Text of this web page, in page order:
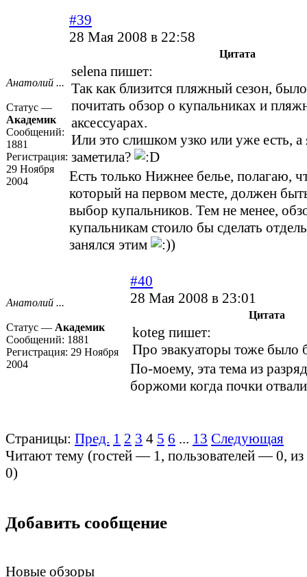
Анатолий ...
Статус —
Академик
Сообщений:
1881
Регистрация:
29 Ноября
2004
#39
28 Мая 2008 в 22:58
Цитата
selena пишет:
Так как близится пляжный сезон,
почитать обзор о купальниках и
аксессуарах.
Или это слишком узко или уже есть, а
заметила?
Есть только Нижнее белье, полагаю,
который на первом месте, должен
выбор купальников. Тем не менее,
купальникам стоило бы сделать
занялся этим
)
Анатолий ...
Статус — Академик
Сообщений: 1881
Регистрация: 29 Ноября
2004
#40
28 Мая 2008 в 23:01
Цитата
koteg пишет:
Про эвакуаторы тоже
По-моему, эта тема из
боржоми когда почки
Страницы: Пред. 1 2 3 4 5 6 ... 13 Следующая
Читают тему (гостей — 1, пользователей —0,
0)
Добавить сообщение
Новые обзоры